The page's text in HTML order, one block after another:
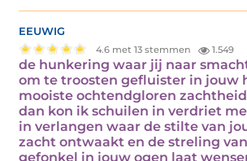
eeuwig
4.6 met 13 stemmen 1.549
de hunkering waar jij naar
om te troosten gefluister in jouw
mooiste ochtendgloren
dan kon ik schuilen in verdriet
in verlangen waar de stilte van
zacht ontwaakt en de streling
gefonkel in jouw ogen laat